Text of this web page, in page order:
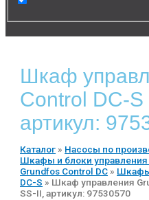
Шкаф
Control DC-
артикул:
Каталог » Насосы по
Шкафы и блоки управления
Grundfos Control DC » Шкафы
DC-S » Шкаф управления
SS-II, артикул: 97530570